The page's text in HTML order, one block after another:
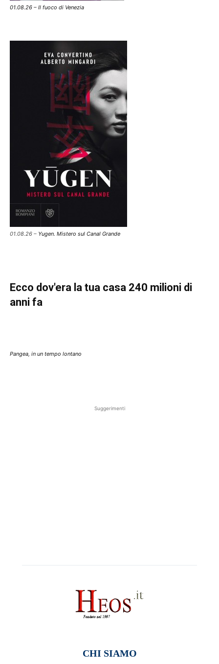
01.08.26 – Il fuoco di Venezia
01.08.26 – Yugen. Mistero sul Canal Grande
Ecco dov'era la tua casa 240 milioni di
anni fa
Pangea, in un tempo lontano
Suggerimenti
CHI SIAMO